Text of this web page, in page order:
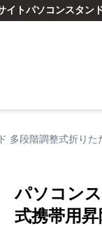
イトパソコンスタン
多段階調整式折りた
パソコン
式携帯用昇